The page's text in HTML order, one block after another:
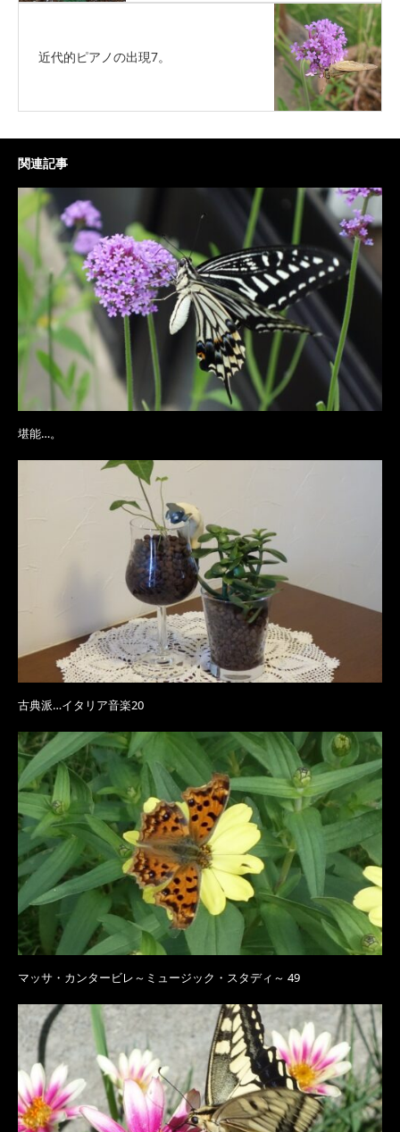
近代的ピアノの出現7。
関連記事
堪能…。
古典派…イタリア音楽20
マッサ・カンタービレ～ミュージック・スタディ～ 49